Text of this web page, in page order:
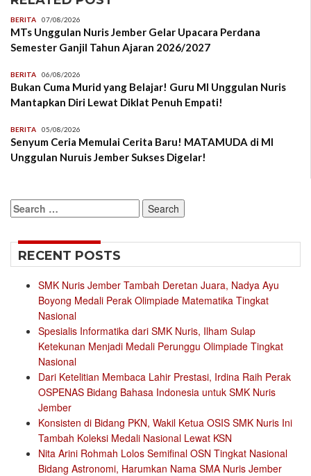
BERITA 07/08/2026
MTs Unggulan Nuris Jember Gelar Upacara Perdana
Semester Ganjil Tahun Ajaran 2026/2027
BERITA 06/08/2026
Bukan Cuma Murid yang Belajar! Guru MI Unggulan Nuris
Mantapkan Diri Lewat Diklat Penuh Empati!
BERITA 05/08/2026
Senyum Ceria Memulai Cerita Baru! MATAMUDA di MI
Unggulan Nuruis Jember Sukses Digelar!
Search
for:
RECENT POSTS
SMK Nuris Jember Tambah Deretan Juara, Nadya Ayu
Boyong Medali Perak Olimpiade Matematika Tingkat
Nasional
Spesialis Informatika dari SMK Nuris, Ilham Sulap
Ketekunan Menjadi Medali Perunggu Olimpiade Tingkat
Nasional
Dari Ketelitian Membaca Lahir Prestasi, Irdina Raih Perak
OSPENAS Bidang Bahasa Indonesia untuk SMK Nuris
Jember
Konsisten di Bidang PKN, Wakil Ketua OSIS SMK Nuris Ini
Tambah Koleksi Medali Nasional Lewat KSN
Nita Arini Rohmah Lolos Semifinal OSN Tingkat Nasional
Bidang Astronomi, Harumkan Nama SMA Nuris Jember